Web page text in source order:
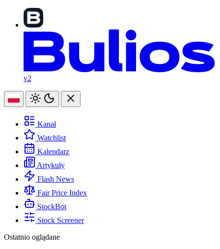
v2
Kanał
Watchlist
Kalendarz
Artykuły
Flash News
Fair Price Index
StockBot
Stock Screener
Ostatnio oglądane